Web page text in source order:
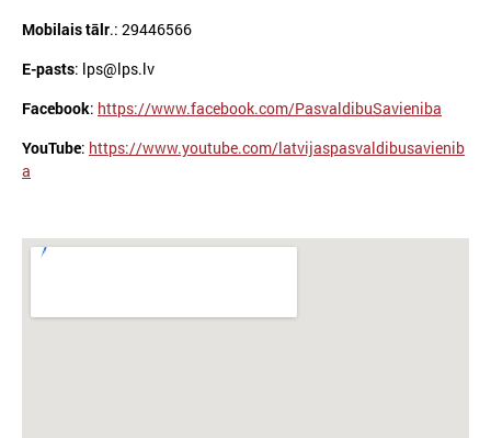
Mobilais tālr.: 29446566
E-pasts: lps@lps.lv
Facebook: https://www.facebook.com/PasvaldibuSavieniba
YouTube: https://www.youtube.com/latvijaspasvaldibusavienib
a